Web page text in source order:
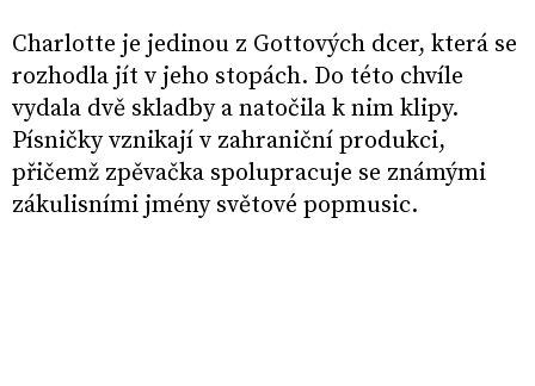
Charlotte je jedinou z Gottových dcer, která se
rozhodla jít v jeho stopách. Do této chvíle
vydala dvě skladby a natočila k nim klipy.
Písničky vznikají v zahraniční produkci,
přičemž zpěvačka spolupracuje se známými
zákulisními jmény světové popmusic.